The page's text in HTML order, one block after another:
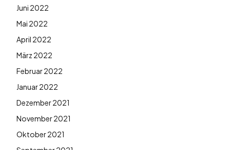
Juni 2022
Mai 2022
April 2022
März 2022
Februar 2022
Januar 2022
Dezember 2021
November 2021
Oktober 2021